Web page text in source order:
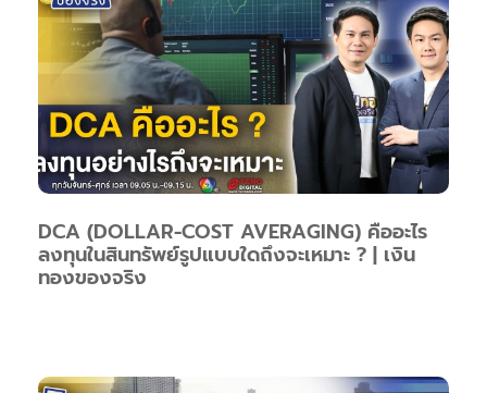
DCA (DOLLAR-COST AVERAGING) คืออะไร
ลงทุนในสินทรัพย์รูปแบบใดถึงจะเหมาะ ? | เงิน
ทองของจริง